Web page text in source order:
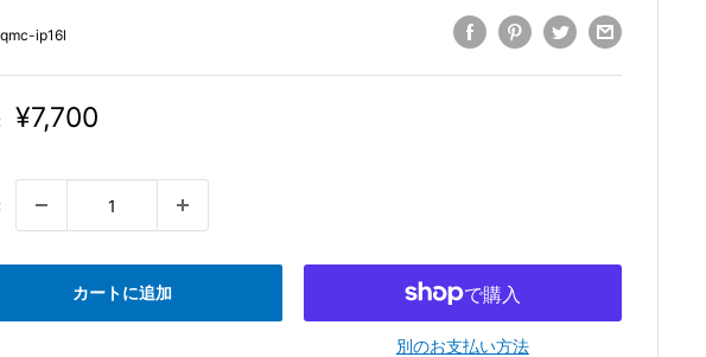
qmc-ip16l
販
価
格
¥7,700
カートに追加
別のお支払い方法